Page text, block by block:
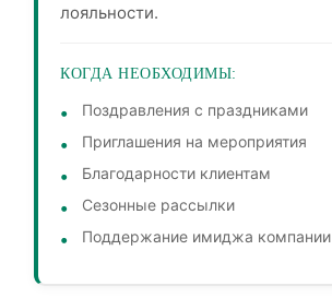
лояльности.
КОГДА НЕОБХОДИМЫ:
Поздравления с праздниками
Приглашения на мероприятия
Благодарности клиентам
Сезонные рассылки
Поддержание имиджа компании